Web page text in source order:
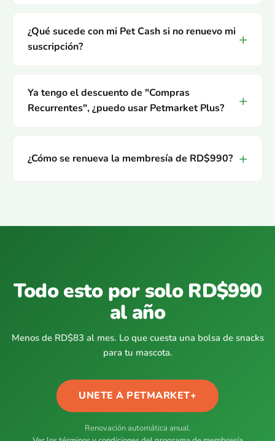
¿Qué sucede con mi Pet Cash si no renuevo mi
suscripción?
Ya tengo el descuento de "Compras
Recurrentes", ¿puedo usar Petmarket Plus?
¿Cómo se renueva la membresía de RD$990?
Todo esto por solo RD$990
al año
Menos de RD$83 al mes. Lo que cuesta una bolsa de snacks
para tu mascota.
UNETE A PETMARKET+
Renovación automática anual.